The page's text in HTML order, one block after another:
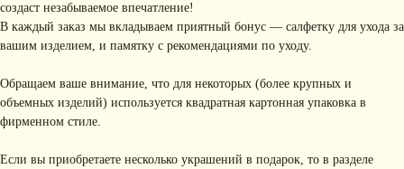
создаст незабываемое впечатление!
В каждый заказ мы вкладываем приятный бонус — салфетку для ухода за
вашим изделием, и памятку с рекомендациями по уходу.
Обращаем ваше внимание, что для некоторых (более крупных и
объемных изделий) используется квадратная картонная упаковка в
фирменном стиле.
Если вы приобретаете несколько украшений в подарок, то в разделе